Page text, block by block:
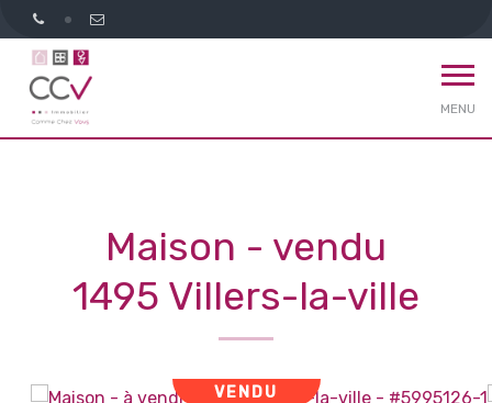
MENU
Maison - vendu
1495 Villers-la-ville
VENDU